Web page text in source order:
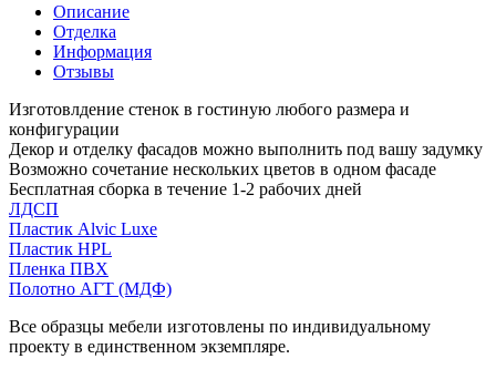
Описание
Отделка
Информация
Отзывы
Изготовлдение стенок в гостиную любого размера и
конфигурации
Декор и отделку фасадов можно выполнить под вашу задумку
Возможно сочетание нескольких цветов в одном фасаде
Бесплатная сборка в течение 1-2 рабочих дней
ЛДСП
Пластик Alvic Luxe
Пластик HPL
Пленка ПВХ
Полотно АГТ (МДФ)
Все образцы мебели изготовлены по индивидуальному
проекту в единственном экземпляре.